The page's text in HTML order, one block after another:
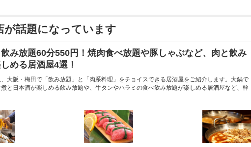
が話題になっています
飲み放題60分550円！焼肉食べ放題や豚しゃぶなど、肉と飲み
める居酒屋4選！
大阪・梅田で「飲み放題」と「肉系料理」をチョイスできる居酒屋をご紹介します。大鍋で
と日本酒が楽しめる飲み放題や、牛タンやハラミの食べ飲み放題が楽しめる居酒屋など、幹